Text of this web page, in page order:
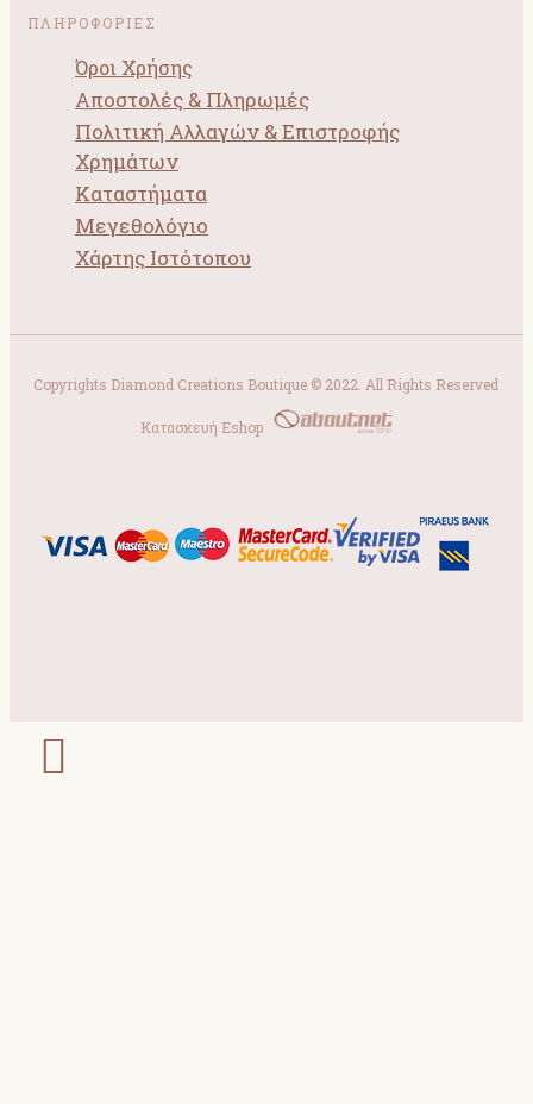
ΠΛΗΡΟΦΟΡΙΕΣ
Όροι Χρήσης
Αποστολές & Πληρωμές
Πολιτική Αλλαγών & Επιστροφής
Χρημάτων
Καταστήματα
Μεγεθολόγιο
Χάρτης Ιστότοπου
Copyrights Diamond Creations Boutique © 2022. All Rights Reserved
Κατασκευή Eshop